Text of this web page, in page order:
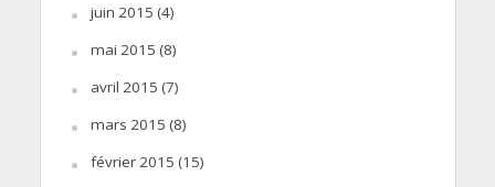
juin 2015 (4)
mai 2015 (8)
avril 2015 (7)
mars 2015 (8)
février 2015 (15)